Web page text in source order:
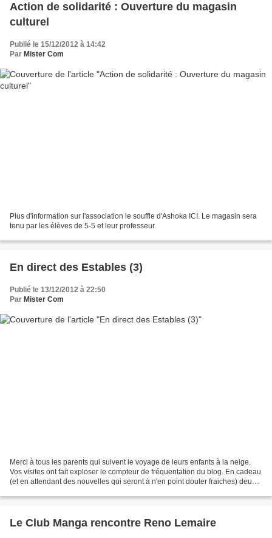
Action de solidarité : Ouverture du magasin
culturel
Publié le 15/12/2012 à 14:42
Par Mister Com
Plus d'information sur l'association le souffle d'Ashoka ICI. Le magasin sera
tenu par les élèves de 5-5 et leur professeur.
En direct des Estables (3)
Publié le 13/12/2012 à 22:50
Par Mister Com
Merci à tous les parents qui suivent le voyage de leurs enfants à la neige.
Vos visites ont fait exploser le compteur de fréquentation du blog. En cadeau
(et en attendant des nouvelles qui seront à n'en point douter fraiches) deux
Le Club Manga rencontre Reno Lemaire